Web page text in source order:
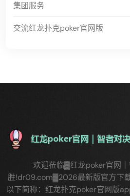
集团服务
交流红龙扑克poker官网版
欢迎莅临▓红龙poker官网｜
胜!dr09.com▓2026最新版官方下
以下简称：红龙扑克poker官网版